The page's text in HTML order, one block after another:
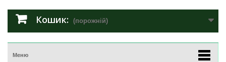
Кошик: (порожній)
Меню